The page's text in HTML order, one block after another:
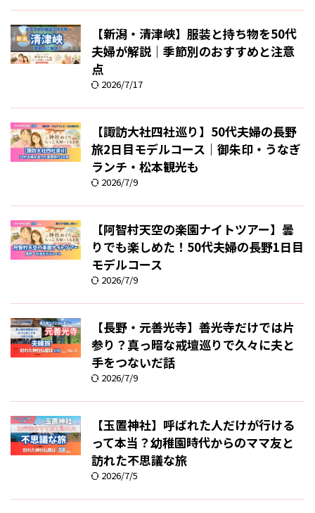
【新潟・清津峡】服装と持ち物を50代
夫婦が解説｜季節別のおすすめと注意
点
2026/7/17
【諏訪大社四社巡り】50代夫婦の長野
旅2日目モデルコース｜御朱印・うなぎ
ランチ・松本観光も
2026/7/9
【阿智村天空の楽園ナイトツアー】曇
りでも楽しめた！50代夫婦の長野1日目
モデルコース
2026/7/9
【長野・元善光寺】善光寺だけでは片
参り？真っ暗な戒壇巡りで久々に夫と
手をつないだ話
2026/7/9
【玉置神社】呼ばれた人だけが行ける
って本当？幼稚園時代からのママ友と
訪れた不思議な旅
2026/7/5